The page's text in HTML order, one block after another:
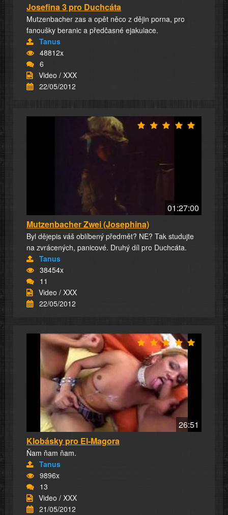
Josefina 3 pro Duchcáta
Mutzenbacher zas a opět něco z dějin porna, pro
fanoušky beranic a předčasné ejakulace.
Tanus
48812x
6
Video / XXX
22/05/2012
01:27:00
Mutzenbacher Zwei (Josephina)
Byl dějepis váš oblíbený předmět? NE? Tak studujte
na zvrácených, panicové. Druhý díl pro Duchcáta.
Tanus
38454x
11
Video / XXX
22/05/2012
26:51
Klobásky pro El-Magora
Ňam ňam ňam.
Tanus
9896x
13
Video / XXX
21/05/2012